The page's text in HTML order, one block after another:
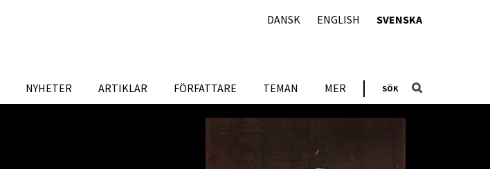
NYHETER ARTIKLAR FÖRFATTARE TEMAN MER SÖK
DANSK ENGLISH SVENSKA